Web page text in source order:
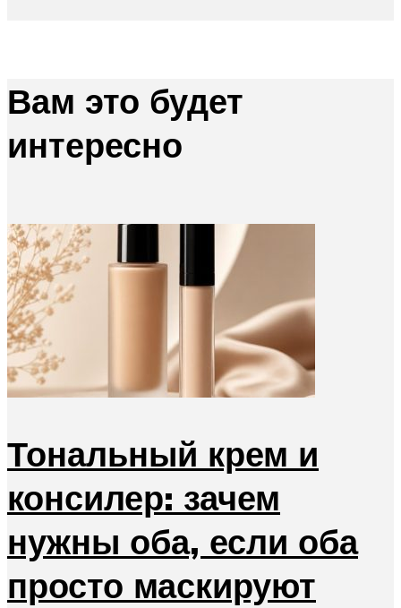
Вам это будет
интересно
Тональный крем и
консилер: зачем
нужны оба, если оба
просто маскируют